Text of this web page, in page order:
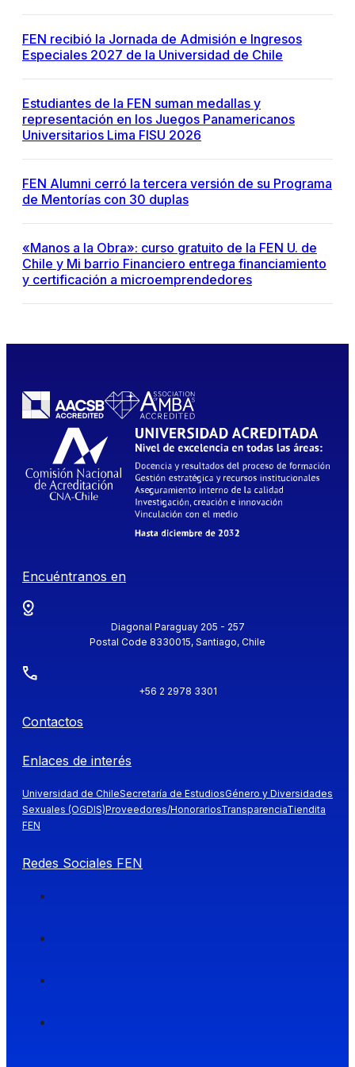
FEN recibió la Jornada de Admisión e Ingresos
Especiales 2027 de la Universidad de Chile
Estudiantes de la FEN suman medallas y
representación en los Juegos Panamericanos
Universitarios Lima FISU 2026
FEN Alumni cerró la tercera versión de su Programa
de Mentorías con 30 duplas
«Manos a la Obra»: curso gratuito de la FEN U. de
Chile y Mi barrio Financiero entrega financiamiento
y certificación a microemprendedores
Encuéntranos en
Diagonal Paraguay 205 - 257
Postal Code 8330015, Santiago, Chile
+56 2 2978 3301
Contactos
Enlaces de interés
Universidad de ChileSecretaría de EstudiosGénero y Diversidades
Sexuales (OGDIS)Proveedores/HonorariosTransparenciaTiendita
FEN
Redes Sociales FEN